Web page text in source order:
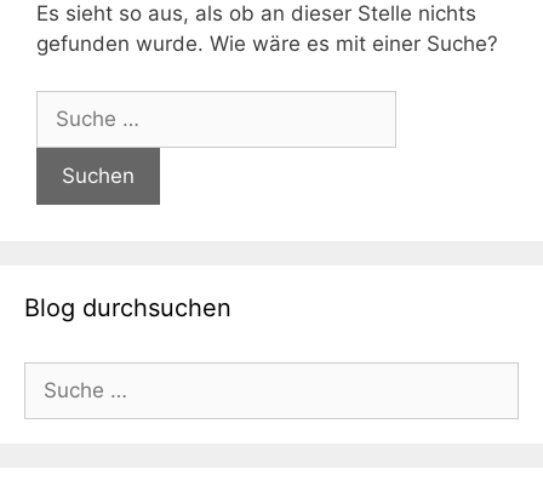
Es sieht so aus, als ob an dieser Stelle nichts
gefunden wurde. Wie wäre es mit einer Suche?
nach:
Blog durchsuchen
nach: